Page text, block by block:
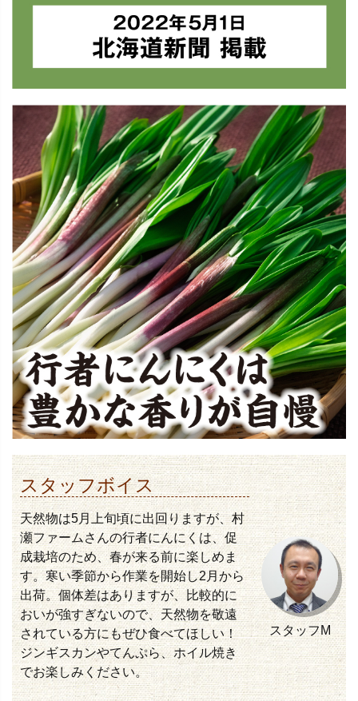
スタッフボイス
天然物は5月上旬頃に出回りますが、村
瀬ファームさんの行者にんにくは、促
成栽培のため、春が来る前に楽しめま
す。寒い季節から作業を開始し2月から
出荷。個体差はありますが、比較的に
おいが強すぎないので、天然物を敬遠
されている方にもぜひ食べてほしい！
ジンギスカンやてんぷら、ホイル焼き
でお楽しみください。
スタッフM